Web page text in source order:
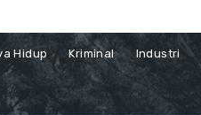
Hidup Kriminal Industri